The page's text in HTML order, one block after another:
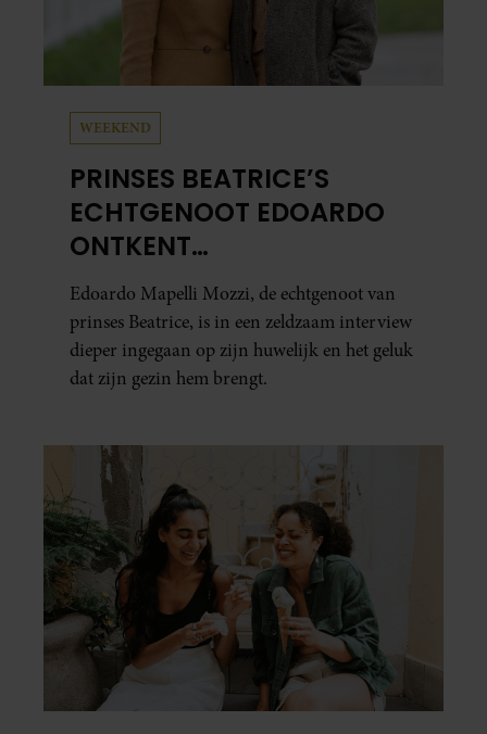
WEEKEND
PRINSES BEATRICE’S
ECHTGENOOT EDOARDO
ONTKENT
HUWELIJKSPROBLEMEN
Edoardo Mapelli Mozzi, de echtgenoot van
prinses Beatrice, is in een zeldzaam interview
dieper ingegaan op zijn huwelijk en het geluk
dat zijn gezin hem brengt.